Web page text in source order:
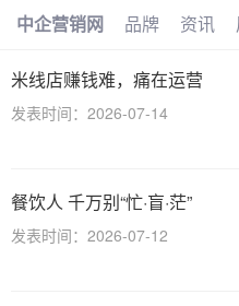
首页 品牌
实战
中企营销网 品牌 资讯
米线店赚钱难，痛在运营
发表时间：2026-07-14
餐饮人 千万别“忙·盲·茫”
发表时间：2026-07-12